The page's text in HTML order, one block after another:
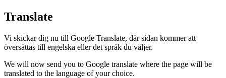
Skip
to
Translate
Vi skickar dig nu till Google Translate, där sidan kommer att
översättas till engelska eller det språk du väljer.
We will now send you to Google translate where the page will be
translated to the language of your choice.